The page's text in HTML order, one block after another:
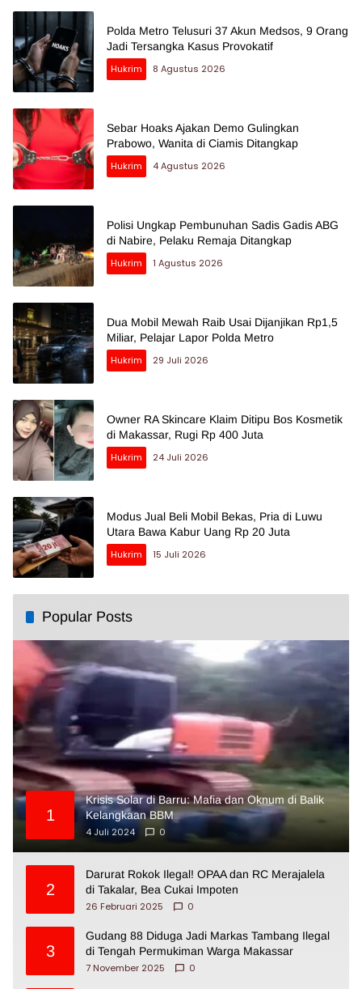
Polda Metro Telusuri 37 Akun Medsos, 9 Orang
Jadi Tersangka Kasus Provokatif
Hukrim
8 Agustus 2026
Sebar Hoaks Ajakan Demo Gulingkan
Prabowo, Wanita di Ciamis Ditangkap
Hukrim
4 Agustus 2026
Polisi Ungkap Pembunuhan Sadis Gadis ABG
di Nabire, Pelaku Remaja Ditangkap
Hukrim
1 Agustus 2026
Dua Mobil Mewah Raib Usai Dijanjikan Rp1,5
Miliar, Pelajar Lapor Polda Metro
Hukrim
29 Juli 2026
Owner RA Skincare Klaim Ditipu Bos Kosmetik
di Makassar, Rugi Rp 400 Juta
Hukrim
24 Juli 2026
Modus Jual Beli Mobil Bekas, Pria di Luwu
Utara Bawa Kabur Uang Rp 20 Juta
Hukrim
15 Juli 2026
Popular Posts
1
Krisis Solar di Barru: Mafia dan Oknum di Balik
Kelangkaan BBM
4 Juli 2024
0
2
Darurat Rokok Ilegal! OPAA dan RC Merajalela
di Takalar, Bea Cukai Impoten
26 Februari 2025
0
3
Gudang 88 Diduga Jadi Markas Tambang Ilegal
di Tengah Permukiman Warga Makassar
7 November 2025
0